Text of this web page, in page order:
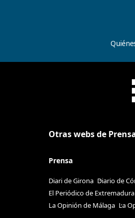
Otras webs de
Prensa
Diari de Girona Diario de
El Periódico de Extremadura
La Opinión de Málaga La